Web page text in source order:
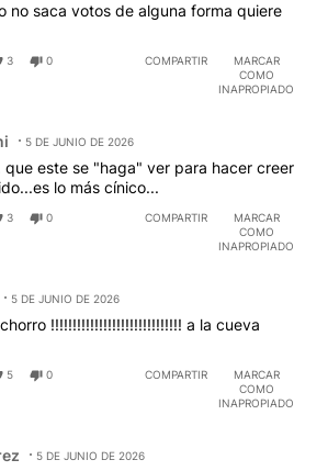
no saca votos de alguna forma quiere
3 0 COMPARTIR
MARCAR
COMO
INAPROPIADO
5 DE JUNIO DE 2026
que este se "haga" ver para hacer creer
lo más cínico...
3 0 COMPARTIR
MARCAR
COMO
INAPROPIADO
5 DE JUNIO DE 2026
!!!!!!!!!!!!!!!!!!!!!!!!!!!!!! a la cueva
5 0 COMPARTIR
MARCAR
COMO
INAPROPIADO
5 DE JUNIO DE 2026